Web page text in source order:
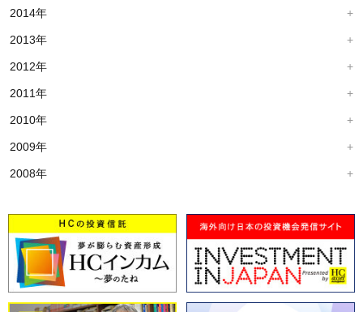
2014年
2013年
2012年
2011年
2010年
2009年
2008年